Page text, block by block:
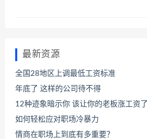
最新资源
全国28地区上调最低工资标准
年底了 这样的公司待不得
12种迹象暗示你 该让你的老板涨工资了
如何轻松应对职场冷暴力
情商在职场上到底有多重要？